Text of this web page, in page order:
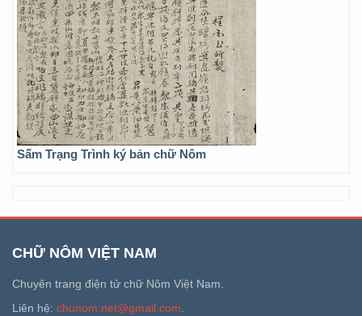
Sấm Trạng Trình ký bản chữ Nôm
CHỮ NÔM VIỆT NAM
Chuyên trang điện tử chữ Nôm Việt Nam.
Liên hệ: chunom.net@gmail.com